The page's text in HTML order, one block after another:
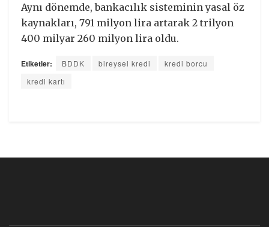
Aynı dönemde, bankacılık sisteminin yasal öz
kaynakları, 791 milyon lira artarak 2 trilyon
400 milyar 260 milyon lira oldu.
Etiketler: BDDK bireysel kredi
kredi borcu
kredi kartı